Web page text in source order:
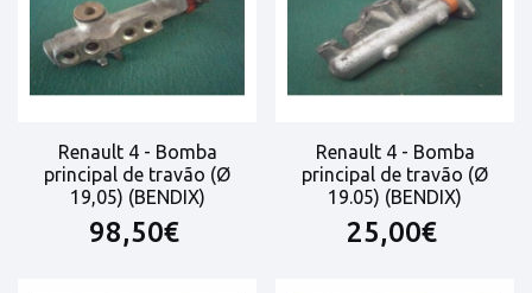
Renault 4 - Bomba
principal de travão (Ø
19,05) (BENDIX)
98,50€
Renault 4 - Bomba
principal de travão (Ø
19.05) (BENDIX)
25,00€